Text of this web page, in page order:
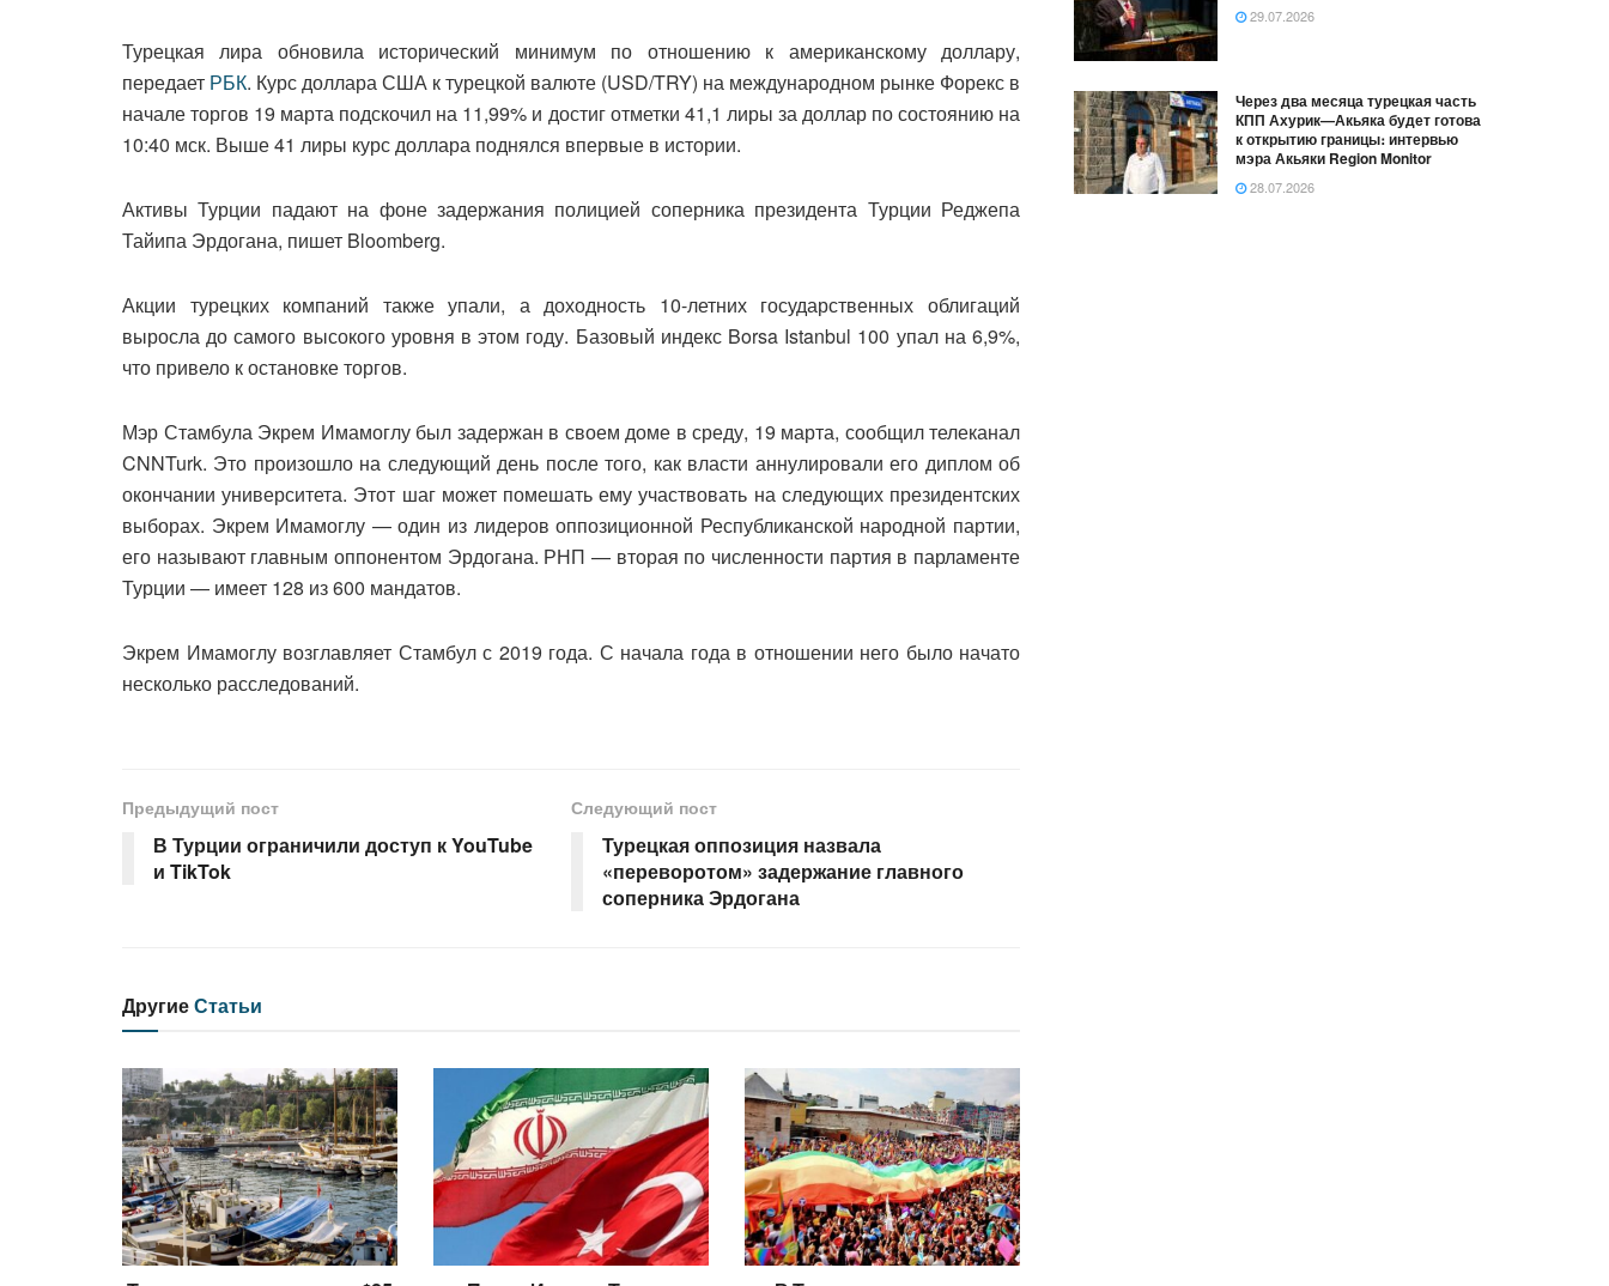
Турецкая лира обновила исторический минимум по отношению к американскому доллару,
передает РБК. Курс доллара США к турецкой валюте (USD/TRY) на международном рынке Форекс в
начале торгов 19 марта подскочил на 11,99% и достиг отметки 41,1 лиры за доллар по состоянию на
10:40 мск. Выше 41 лиры курс доллара поднялся впервые в истории.
Активы Турции падают на фоне задержания полицией соперника президента Турции Реджепа
Тайипа Эрдогана, пишет Bloomberg.
Акции турецких компаний также упали, а доходность 10-летних государственных облигаций
выросла до самого высокого уровня в этом году. Базовый индекс Borsa Istanbul 100 упал на 6,9%,
что привело к остановке торгов.
Мэр Стамбула Экрем Имамоглу был задержан в своем доме в среду, 19 марта, сообщил телеканал
CNNTurk. Это произошло на следующий день после того, как власти аннулировали его диплом об
окончании университета. Этот шаг может помешать ему участвовать на следующих президентских
выборах. Экрем Имамоглу — один из лидеров оппозиционной Республиканской народной партии,
его называют главным оппонентом Эрдогана. РНП — вторая по численности партия в парламенте
Турции — имеет 128 из 600 мандатов.
Экрем Имамоглу возглавляет Стамбул с 2019 года. С начала года в отношении него было начато
несколько расследований.
Предыдущий пост
В Турции ограничили доступ к YouTube
и TikTok
Следующий пост
Турецкая оппозиция назвала
«переворотом» задержание главного
соперника Эрдогана
ДругиеСтатьи
29.07.2026
Через два месяца турецкая часть
КПП Ахурик—Акьяка будет готова
к открытию границы։ интервью
мэра Акьяки Region Monitor
28.07.2026